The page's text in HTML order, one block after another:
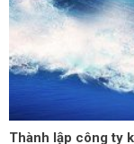
Thành lập công ty